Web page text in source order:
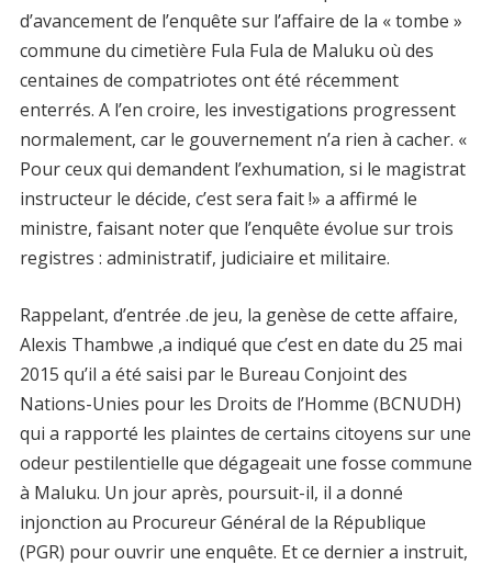
d’avancement de l’enquête sur l’affaire de la « tombe »
commune du cimetière Fula Fula de Maluku où des
centaines de compatriotes ont été récemment
enterrés. A l’en croire, les investigations progressent
normalement, car le gouvernement n’a rien à cacher. «
Pour ceux qui demandent l’exhumation, si le magistrat
instructeur le décide, c’est sera fait !» a affirmé le
ministre, faisant noter que l’enquête évolue sur trois
registres : administratif, judiciaire et militaire.
Rappelant, d’entrée .de jeu, la genèse de cette affaire,
Alexis Thambwe ,a indiqué que c’est en date du 25 mai
2015 qu’il a été saisi par le Bureau Conjoint des
Nations-Unies pour les Droits de l’Homme (BCNUDH)
qui a rapporté les plaintes de certains citoyens sur une
odeur pestilentielle que dégageait une fosse commune
à Maluku. Un jour après, poursuit-il, il a donné
injonction au Procureur Général de la République
(PGR) pour ouvrir une enquête. Et ce dernier a instruit,